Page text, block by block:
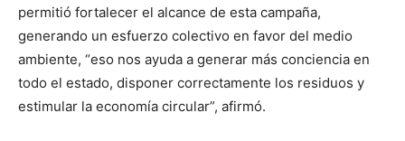
permitió fortalecer el alcance de esta campaña,
generando un esfuerzo colectivo en favor del medio
ambiente, “eso nos ayuda a generar más conciencia en
todo el estado, disponer correctamente los residuos y
estimular la economía circular”, afirmó.